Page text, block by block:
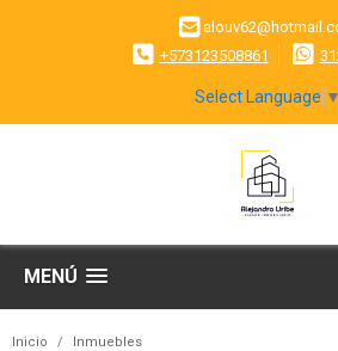
+573123508861
Select Language ▼
MENÚ
Inicio Inmuebles